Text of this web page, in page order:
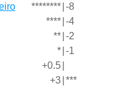
******** -8
**** -4
** -2
* -1
+0.5
+3 ***